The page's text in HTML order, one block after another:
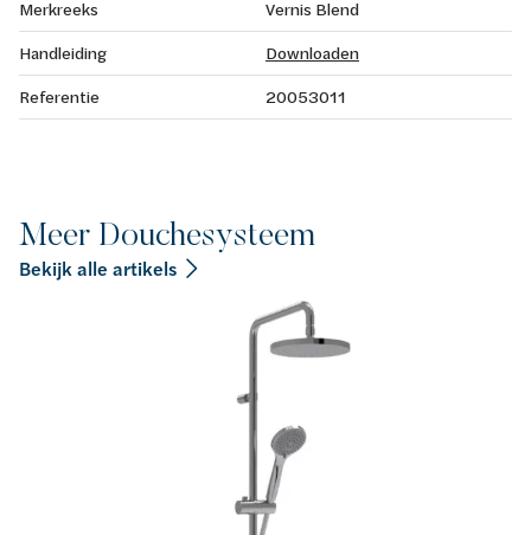
Merkreeks
Vernis Blend
Handleiding
Downloaden
Referentie
20053011
Meer Douchesysteem
Bekijk alle artikels